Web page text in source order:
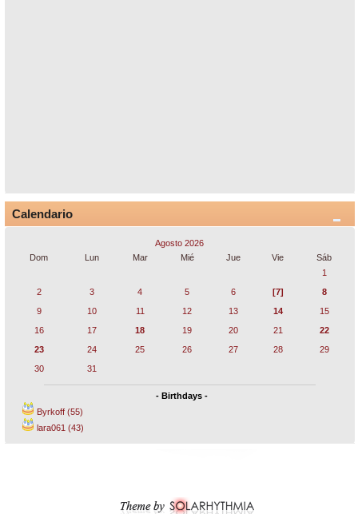
Calendario
Agosto 2026
Dom
Lun Mar Mié Jue Vie
Sáb
1
2
3 4 5 6 [7]
8
9
10 11 12 13 14
15
16
17 18 19 20 21
22
23
24 25 26 27 28
29
30
31
- Birthdays -
Byrkoff (55)
lara061 (43)